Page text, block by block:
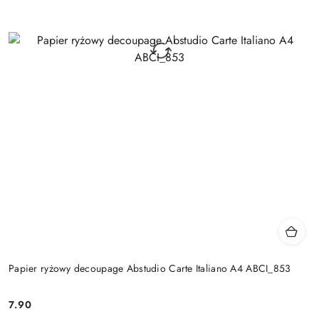
Papier ryżowy decoupage Abstudio Carte Italiano A4 ABCI_853
Cena:
7.90